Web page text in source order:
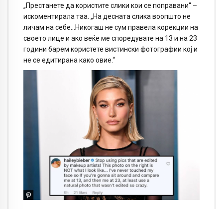
„Престанете да користите слики кои се поправани“ –
искоментирала таа. „На десната слика воопшто не
личам на себе…Никогаш не сум правела корекции на
своето лице и ако веќе ме споредувате на 13 и на 23
години барем користете вистински фотографии кој и
не се едитирана како овие.“